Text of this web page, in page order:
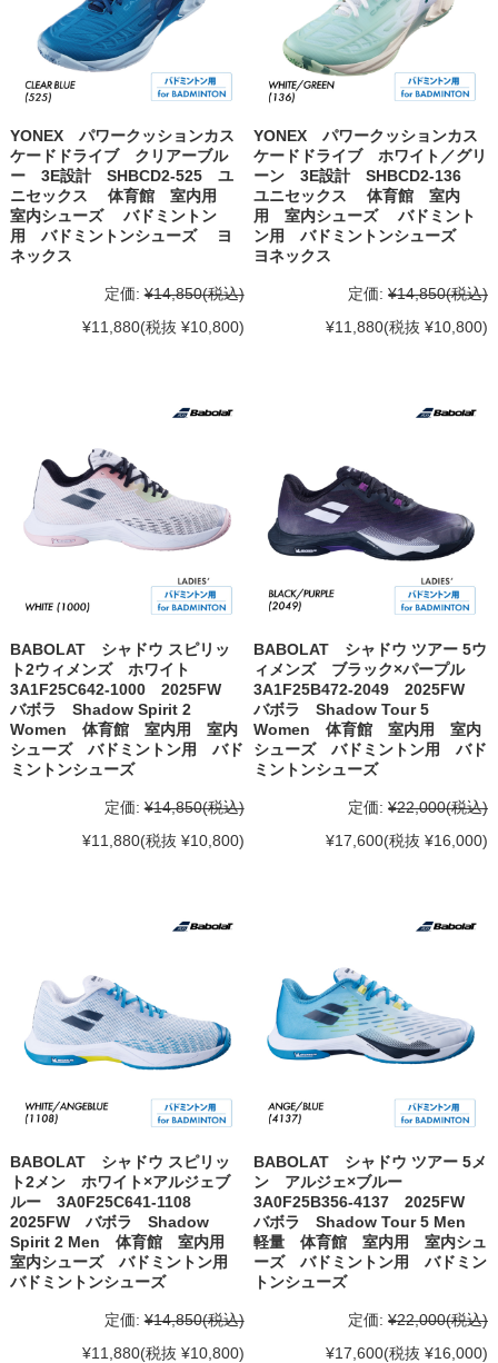
YONEX パワークッションカス
ケードドライブ クリアーブル
ー 3E設計 SHBCD2-525 ユ
ニセックス 体育館 室内用
室内シューズ バドミントン
用 バドミントンシューズ ヨ
ネックス
定価: ¥14,850(税込)
¥11,880(税抜 ¥10,800)
YONEX パワークッションカス
ケードドライブ ホワイト／グリ
ーン 3E設計 SHBCD2-136
ユニセックス 体育館 室内
用 室内シューズ バドミント
ン用 バドミントンシューズ
ヨネックス
定価: ¥14,850(税込)
¥11,880(税抜 ¥10,800)
BABOLAT シャドウ スピリッ
ト2ウィメンズ ホワイト
3A1F25C642-1000 2025FW
バボラ Shadow Spirit 2
Women 体育館 室内用 室内
シューズ バドミントン用 バド
ミントンシューズ
定価: ¥14,850(税込)
¥11,880(税抜 ¥10,800)
BABOLAT シャドウ ツアー 5ウ
ィメンズ ブラック×パープル
3A1F25B472-2049 2025FW
バボラ Shadow Tour 5
Women 体育館 室内用 室内
シューズ バドミントン用 バド
ミントンシューズ
定価: ¥22,000(税込)
¥17,600(税抜 ¥16,000)
BABOLAT シャドウ スピリッ
ト2メン ホワイト×アルジェブ
ルー 3A0F25C641-1108
2025FW バボラ Shadow
Spirit 2 Men 体育館 室内用
室内シューズ バドミントン用
バドミントンシューズ
定価: ¥14,850(税込)
¥11,880(税抜 ¥10,800)
BABOLAT シャドウ ツアー 5メ
ン アルジェ×ブルー
3A0F25B356-4137 2025FW
バボラ Shadow Tour 5 Men
軽量 体育館 室内用 室内シュ
ーズ バドミントン用 バドミン
トンシューズ
定価: ¥22,000(税込)
¥17,600(税抜 ¥16,000)